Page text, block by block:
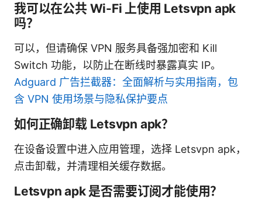
我可以在公共 Wi-Fi 上使用 Letsvpn apk
吗？
可以，但请确保 VPN 服务具备强加密和 Kill
Switch 功能，以防止在断线时暴露真实 IP。
Adguard 广告拦截器：全面解析与实用指南，包
含 VPN 使用场景与隐私保护要点
如何正确卸载 Letsvpn apk？
在设备设置中进入应用管理，选择 Letsvpn apk，
点击卸载，并清理相关缓存数据。
Letsvpn apk 是否需要订阅才能使用？